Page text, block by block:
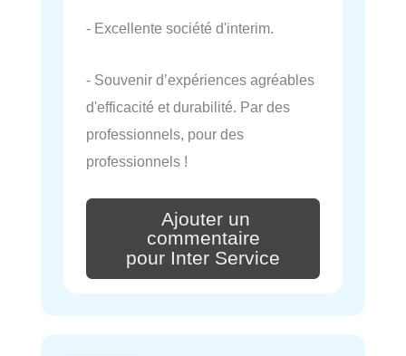
- Excellente société d'interim.
- Souvenir d’expériences agréables
d'efficacité et durabilité. Par des
professionnels, pour des
professionnels !
Ajouter un
commentaire
pour Inter Service